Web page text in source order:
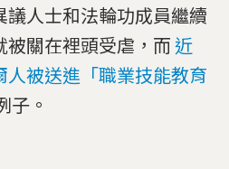
人士和法輪功成員繼續
關在裡頭受虐，而近
人被送進「職業技能教育
子。